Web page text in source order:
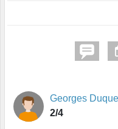
Georges
2/4